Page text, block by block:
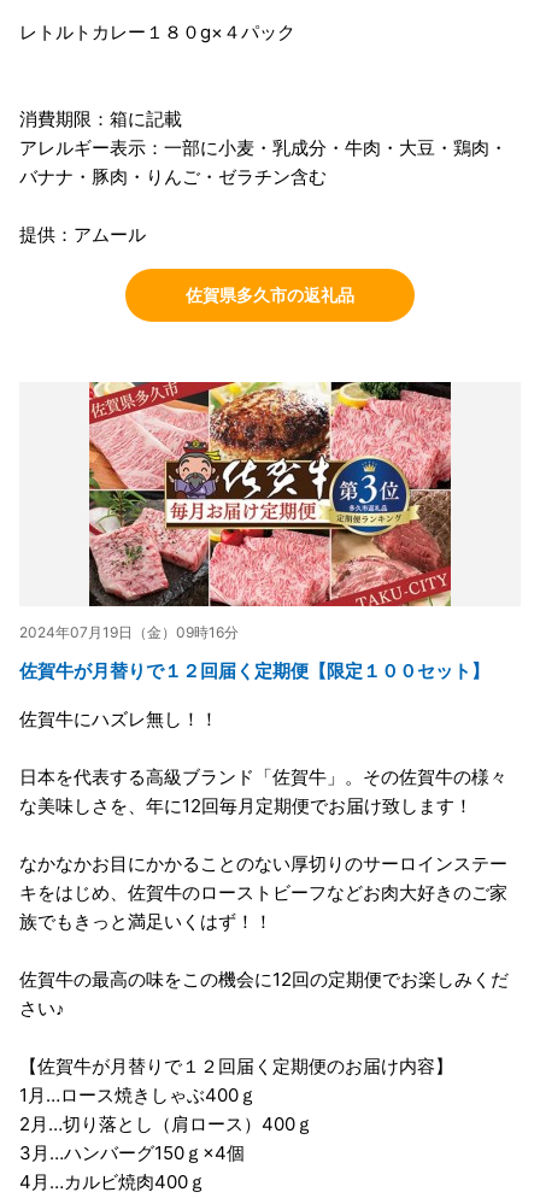
レトルトカレー１８０g×４パック
消費期限：箱に記載
アレルギー表示：一部に小麦・乳成分・牛肉・大豆・鶏肉・
バナナ・豚肉・りんご・ゼラチン含む
提供：アムール
佐賀県多久市の返礼品
2024年07月19日（金）09時16分
佐賀牛が月替りで１２回届く定期便【限定１００セット】
佐賀牛にハズレ無し！！
日本を代表する高級ブランド「佐賀牛」。その佐賀牛の様々
な美味しさを、年に12回毎月定期便でお届け致します！
なかなかお目にかかることのない厚切りのサーロインステー
キをはじめ、佐賀牛のローストビーフなどお肉大好きのご家
族でもきっと満足いくはず！！
佐賀牛の最高の味をこの機会に12回の定期便でお楽しみくだ
さい♪
【佐賀牛が月替りで１２回届く定期便のお届け内容】
1月…ロース焼きしゃぶ400ｇ
2月…切り落とし（肩ロース）400ｇ
3月…ハンバーグ150ｇ×4個
4月…カルビ焼肉400ｇ